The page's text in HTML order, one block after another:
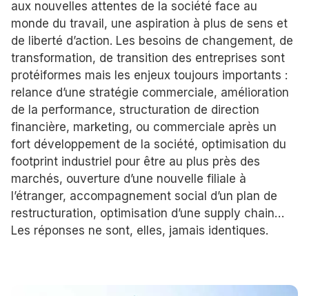
aux nouvelles attentes de la société face au
monde du travail, une aspiration à plus de sens et
de liberté d’action. Les besoins de changement, de
transformation, de transition des entreprises sont
protéiformes mais les enjeux toujours importants :
relance d’une stratégie commerciale, amélioration
de la performance, structuration de direction
financière, marketing, ou commerciale après un
fort développement de la société, optimisation du
footprint industriel pour être au plus près des
marchés, ouverture d’une nouvelle filiale à
l’étranger, accompagnement social d’un plan de
restructuration, optimisation d’une supply chain…
Les réponses ne sont, elles, jamais identiques.